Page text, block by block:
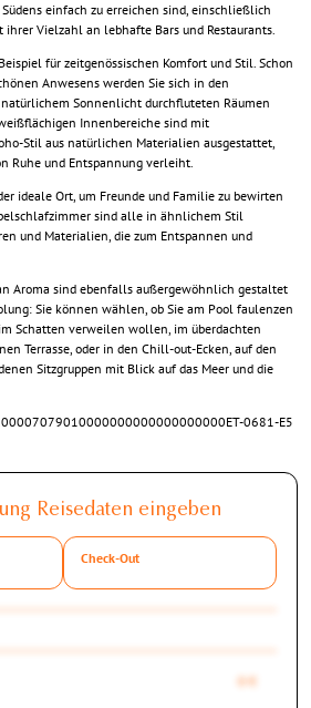
einfach zu erreichen sind, einschließlich
ihrer Vielzahl an lebhafte Bars und Restaurants.
für zeitgenössischen Komfort und Stil. Schon
Anwesens werden Sie sich in den
Sonnenlicht durchfluteten Räumen
Innenbereiche sind mit
Stil aus natürlichen Materialien ausgestattet,
Ruhe und Entspannung verleiht.
ideale Ort, um Freunde und Familie zu bewirten
sind alle in ähnlichem Stil
und Materialien, die zum Entspannen und
Aroma sind ebenfalls außergewöhnlich gestaltet
Sie können wählen, ob Sie am Pool faulenzen
Schatten verweilen wollen, im überdachten
Terrasse, oder in den Chill-out-Ecken, auf den
Sitzgruppen mit Blick auf das Meer und die
0681-E5
Reisedaten eingeben
Check-Out
0 €